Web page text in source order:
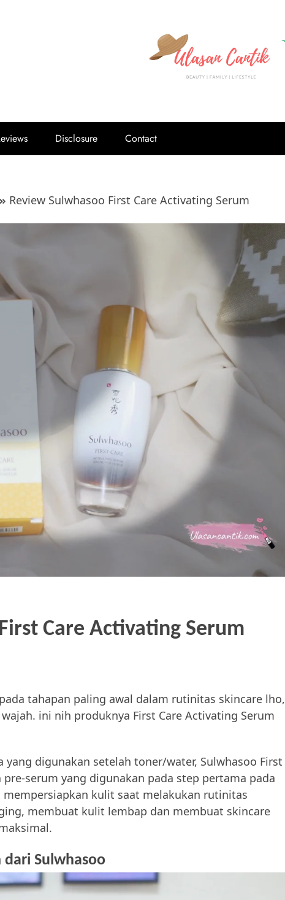
Disclosure Contact
Review Sulwhasoo First Care Activating Serum
Care Activating Serum
tahapan paling awal dalam rutinitas skincare lho,
ini nih produknya First Care Activating Serum
digunakan setelah toner/water, Sulwhasoo First
serum yang digunakan pada step pertama pada
kulit saat melakukan rutinitas
membuat kulit lembap dan membuat skincare
dari Sulwhasoo